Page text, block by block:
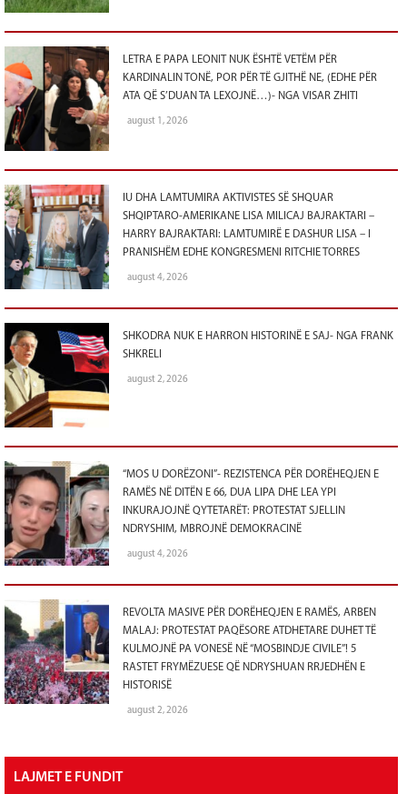
LETRA E PAPA LEONIT NUK ËSHTË VETËM PËR
KARDINALIN TONË, POR PËR TË GJITHË NE, (EDHE PËR
ATA QË S’DUAN TA LEXOJNË…)- NGA VISAR ZHITI
august 1, 2026
IU DHA LAMTUMIRA AKTIVISTES SË SHQUAR
SHQIPTARO-AMERIKANE LISA MILICAJ BAJRAKTARI –
HARRY BAJRAKTARI: LAMTUMIRË E DASHUR LISA – I
PRANISHËM EDHE KONGRESMENI RITCHIE TORRES
august 4, 2026
SHKODRA NUK E HARRON HISTORINË E SAJ- NGA FRANK
SHKRELI
august 2, 2026
“MOS U DORËZONI”- REZISTENCA PËR DORËHEQJEN E
RAMËS NË DITËN E 66, DUA LIPA DHE LEA YPI
INKURAJOJNË QYTETARËT: PROTESTAT SJELLIN
NDRYSHIM, MBROJNË DEMOKRACINË
august 4, 2026
REVOLTA MASIVE PËR DORËHEQJEN E RAMËS, ARBEN
MALAJ: PROTESTAT PAQËSORE ATDHETARE DUHET TË
KULMOJNË PA VONESË NË “MOSBINDJE CIVILE”! 5
RASTET FRYMËZUESE QË NDRYSHUAN RRJEDHËN E
HISTORISË
august 2, 2026
LAJMET E FUNDIT